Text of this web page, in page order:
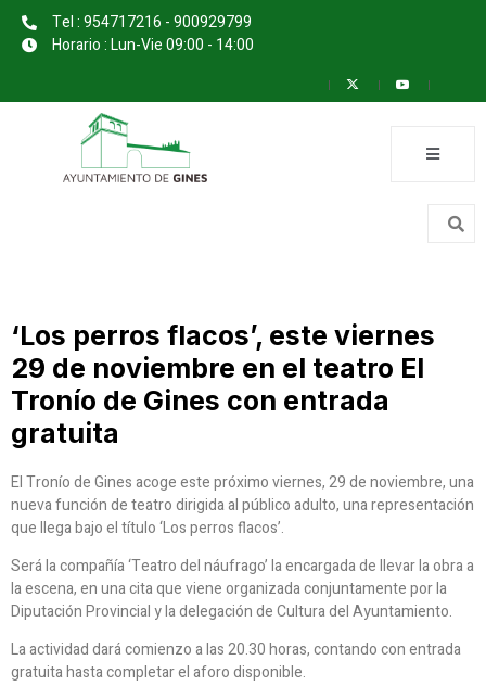
Tel : 954717216 - 900929799
Horario : Lun-Vie 09:00 - 14:00
‘Los perros flacos’, este viernes
29 de noviembre en el teatro El
Tronío de Gines con entrada
gratuita
El Tronío de Gines acoge este próximo viernes, 29 de noviembre, una
nueva función de teatro dirigida al público adulto, una representación
que llega bajo el título ‘Los perros flacos’.
Será la compañía ‘Teatro del náufrago’ la encargada de llevar la obra a
la escena, en una cita que viene organizada conjuntamente por la
Diputación Provincial y la delegación de Cultura del Ayuntamiento.
La actividad dará comienzo a las 20.30 horas, contando con entrada
gratuita hasta completar el aforo disponible.